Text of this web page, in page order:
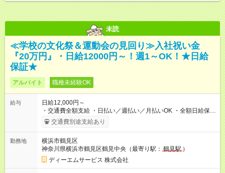
未読
≪学校の文化祭＆運動会の見回り≫入社祝い金
『20万円』・日給12000円～！週1～OK！★日給
保証★
アルバイト 職種未経験OK
給与
日給12,000円～
・交通費全額支給 ・日払い／週払い／月払いOK ・全額日給保証
あり ・－・－・－・－・－・－・－・－・－・－・ ★☆入社祝
金20万円★☆ ※1勤務毎に2000円ずつ支給！ ※100勤務目で合計
－・－・－・－・－・ ≪給与例≫ 月22日働いた場合 月給：26
万4，000円 ＝12，000円×22日 ※別途交通費 ----- ■法定研修：
20時間×1，226円／合計24，520円支給 『お弁当』支給もあり♪
【試用期間】試用期間なし
交通費別途支給あり
勤務地
横浜市鶴見区
神奈川県横浜市鶴見区鶴見中央（最寄り駅： 鶴見駅 ）
ディーエムサービス 株式会社